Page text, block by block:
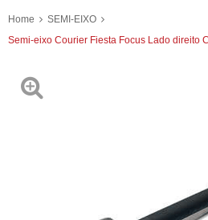
Home
SEMI-EIXO
Semi-eixo Courier Fiesta Focus Lado direito